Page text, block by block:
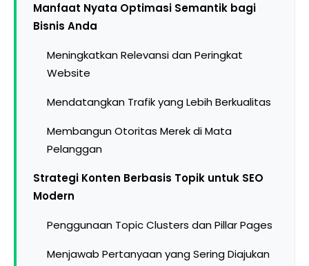
Manfaat Nyata Optimasi Semantik bagi
Bisnis Anda
Meningkatkan Relevansi dan Peringkat
Website
Mendatangkan Trafik yang Lebih Berkualitas
Membangun Otoritas Merek di Mata
Pelanggan
Strategi Konten Berbasis Topik untuk SEO
Modern
Penggunaan Topic Clusters dan Pillar Pages
Menjawab Pertanyaan yang Sering Diajukan